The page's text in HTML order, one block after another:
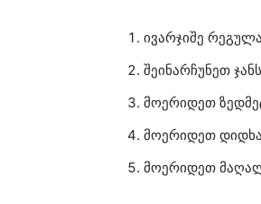
ივარჯიშე
შეინარჩუნეთ
მოერიდეთ
მოერიდეთ
მოერიდეთ